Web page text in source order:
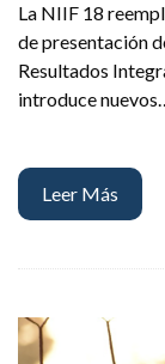
La NIIF 18
de presentación
Resultados
introduce
Leer Más